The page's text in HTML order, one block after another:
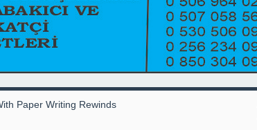
Paper Writing Rewinds